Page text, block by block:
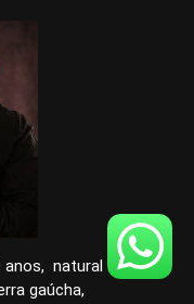
natural
gaúcha,